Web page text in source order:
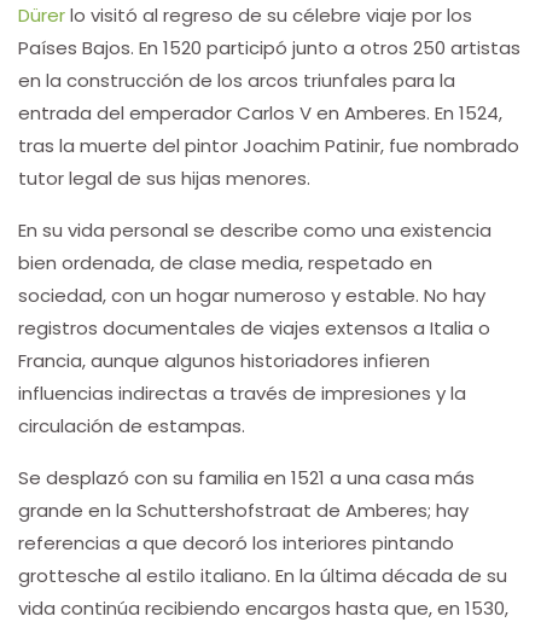
Dürerlo visitó al regreso de su célebre viaje por los
Países Bajos. En 1520 participó junto a otros 250 artistas
en la construcción de los arcos triunfales para la
entrada del emperador Carlos V en Amberes. En 1524,
tras la muerte del pintor Joachim Patinir, fue nombrado
tutor legal de sus hijas menores.
En su vida personal se describe como una existencia
bien ordenada, de clase media, respetado en
sociedad, con un hogar numeroso y estable. No hay
registros documentales de viajes extensos a Italia o
Francia, aunque algunos historiadores infieren
influencias indirectas a través de impresiones y la
circulación de estampas.
Se desplazó con su familia en 1521 a una casa más
grande en la Schuttershofstraat de Amberes; hay
referencias a que decoró los interiores pintando
grottesche al estilo italiano. En la última década de su
vida continúa recibiendo encargos hasta que, en 1530,